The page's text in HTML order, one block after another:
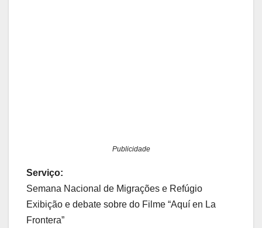
Publicidade
Serviço:
Semana Nacional de Migrações e Refúgio
Exibição e debate sobre do Filme “Aquí en La
Frontera”